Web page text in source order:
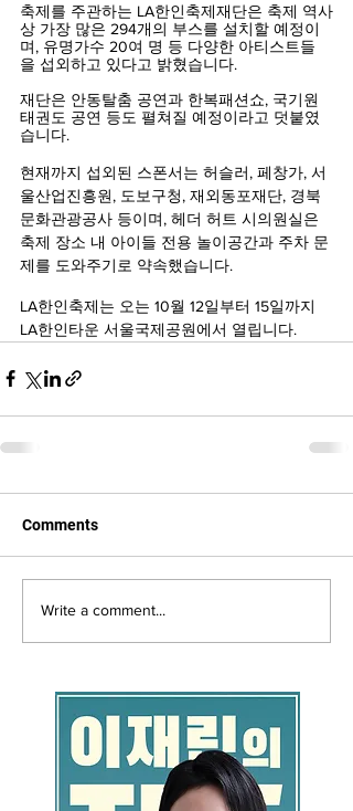
축제를 주관하는 LA한인축제재단은 축제 역사
상 가장 많은 294개의 부스를 설치할 예정이
며, 유명가수 20여 명 등 다양한 아티스트들
을 섭외하고 있다고 밝혔습니다.
재단은 안동탈춤 공연과 한복패션쇼, 국기원
태권도 공연 등도 펼쳐질 예정이라고 덧붙였
습니다.
현재까지 섭외된 스폰서는 허슬러, 페창가, 서
울산업진흥원, 도보구청, 재외동포재단, 경북
문화관광공사 등이며, 헤더 허트 시의원실은
축제 장소 내 아이들 전용 놀이공간과 주차 문
제를 도와주기로 약속했습니다.
LA한인축제는 오는 10월 12일부터 15일까지
LA한인타운 서울국제공원에서 열립니다.
Comments
Write a comment...